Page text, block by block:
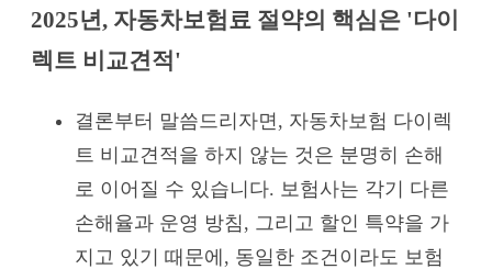
2025년, 자동차보험료 절약의 핵심은 '다이
렉트 비교견적'
결론부터 말씀드리자면, 자동차보험 다이렉
트 비교견적을 하지 않는 것은 분명히 손해
로 이어질 수 있습니다. 보험사는 각기 다른
손해율과 운영 방침, 그리고 할인 특약을 가
지고 있기 때문에, 동일한 조건이라도 보험